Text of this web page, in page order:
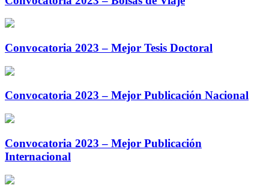
Convocatoria 2023 – Mejor Tesis Doctoral
Convocatoria 2023 – Mejor Publicación Nacional
Convocatoria 2023 – Mejor Publicación
Internacional